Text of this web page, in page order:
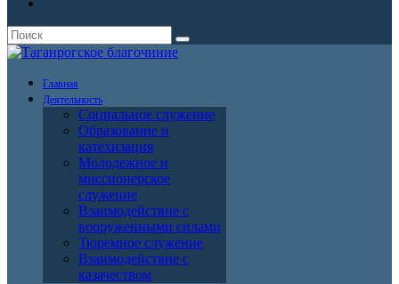
Главная
Деятельность
Социальное служение
Образование и
катехизация
Молодежное и
миссионерское
служение
Взаимодействие с
вооруженными силами
Тюремное служение
Взаимодействие с
казачеством